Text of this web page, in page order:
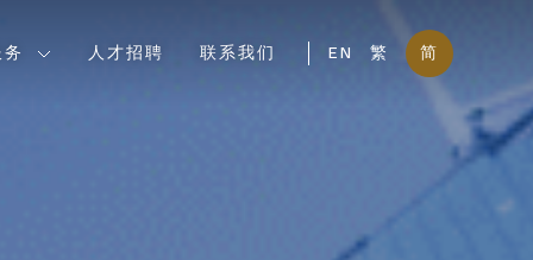
人才招聘 联系我们 EN 繁 简